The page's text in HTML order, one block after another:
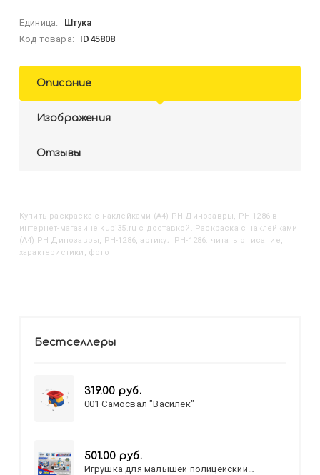
Единица:
Штука
Код товара:
ID45808
Описание
Изображения
Отзывы
Купить Раскраска с наклейками (А4) РН Динозавры, РН-1286 в
интернет-магазине kupi35.ru с доставкой. Раскраска с наклейками
(А4) РН Динозавры, РН-1286, артикул РН-1286: читать описание,
характеристики, фото
Бестселлеры
319.00 руб.
001 Самосвал "Василек"
501.00 руб.
Игрушка для малышей полицейский